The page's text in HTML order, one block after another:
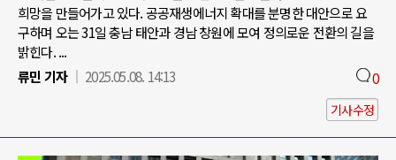
희망을 만들어가고 있다. 공공재생에너지 확대를 분명한 대안으로 요
구하며 오는 31일 충남 태안과 경남 창원에 모여 정의로운 전환의 길을
밝힌다. ...
류민 기자
2025.05.08. 14:13 0
기사수정